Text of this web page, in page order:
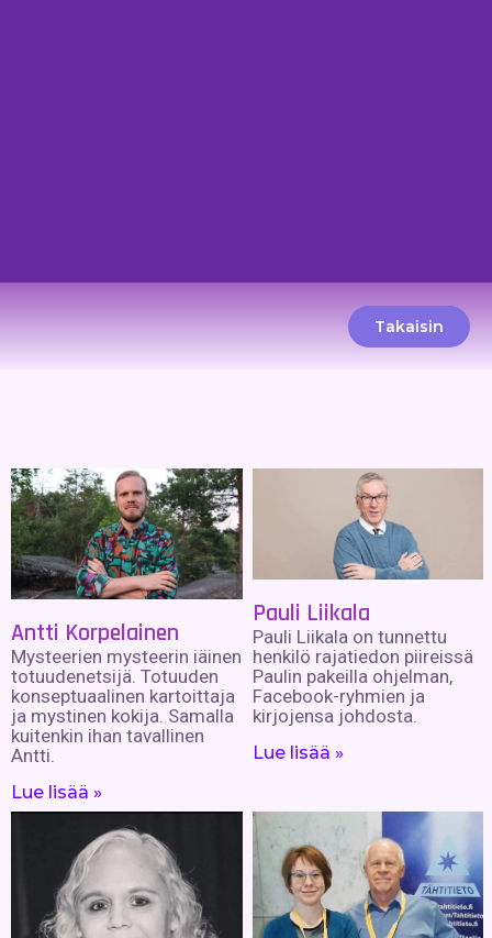
Takaisin
Antti Korpelainen
Mysteerien mysteerin iäinen
totuudenetsijä. Totuuden
konseptuaalinen kartoittaja
ja mystinen kokija. Samalla
kuitenkin ihan tavallinen
Antti.
Lue lisää »
Pauli Liikala
Pauli Liikala on tunnettu
henkilö rajatiedon piireissä
Paulin pakeilla ohjelman,
Facebook-ryhmien ja
kirjojensa johdosta.
Lue lisää »